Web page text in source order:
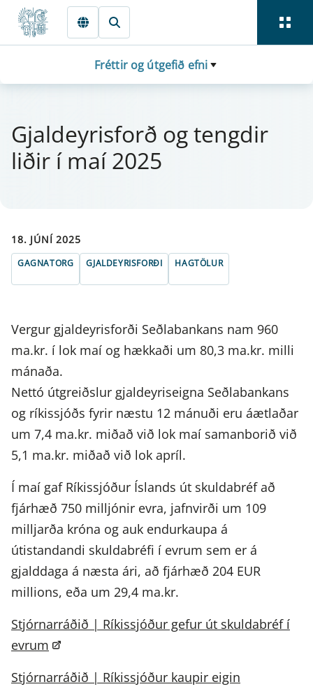
Fara beint í Meginmál
Fréttir og útgefið efni
Gjal­dey­ris­forð og tengd­ir
liðir í maí 2025
18. JÚNÍ 2025
GAGNATORG GJALDEYRISFORÐI HAGTÖLUR
Vergur gjaldeyrisforði Seðlabankans nam 960
ma.kr. í lok maí og hækkaði um 80,3 ma.kr. milli
mánaða.
Nettó útgreiðslur gjaldeyriseigna Seðlabankans
og ríkissjóðs fyrir næstu 12 mánuði eru áætlaðar
um 7,4 ma.kr. miðað við lok maí samanborið við
5,1 ma.kr. miðað við lok apríl.
Í maí gaf Ríkissjóður Íslands út skuldabréf að
fjárhæð 750 milljónir evra, jafnvirði um 109
milljarða króna og auk endurkaupa á
útistandandi skuldabréfi í evrum sem er á
gjalddaga á næsta ári, að fjárhæð 204 EUR
millions, eða um 29,4 ma.kr.
Stjórnarráðið | Ríkissjóður gefur út skuldabréf í
evrum
Stjórnarráðið | Ríkissjóður kaupir eigin